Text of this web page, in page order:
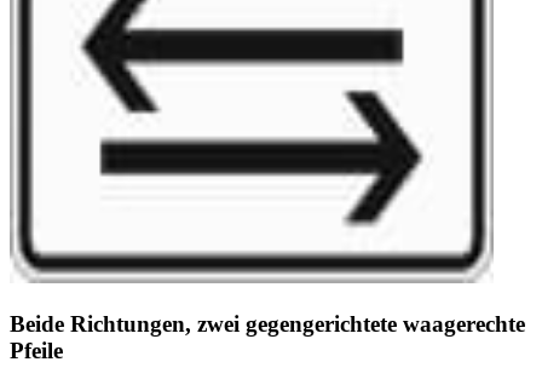
Beide Richtungen, zwei gegengerichtete waagerechte
Pfeile